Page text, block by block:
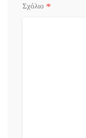
Σχόλιο *